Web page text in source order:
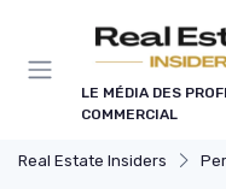
LE MÉDIA DES
COMMERCIAL
Real Estate Insiders